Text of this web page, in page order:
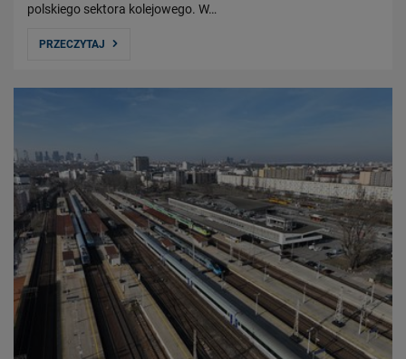
polskiego sektora kolejowego. W…
PRZECZYTAJ